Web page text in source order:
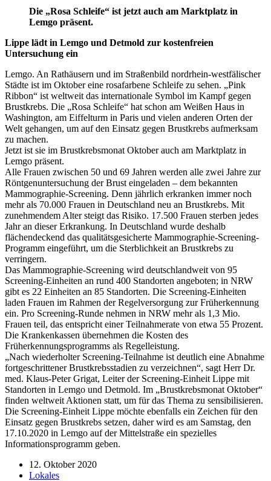
Die „Rosa Schleife“ ist jetzt auch am Marktplatz in
Lemgo präsent.
Lippe lädt in Lemgo und Detmold zur kostenfreien
Untersuchung ein
Lemgo. An Rathäusern und im Straßenbild nordrhein-westfälischer
Städte ist im Oktober eine rosafarbene Schleife zu sehen. „Pink
Ribbon“ ist weltweit das internationale Symbol im Kampf gegen
Brustkrebs. Die „Rosa Schleife“ hat schon am Weißen Haus in
Washington, am Eiffelturm in Paris und vielen anderen Orten der
Welt gehangen, um auf den Einsatz gegen Brustkrebs aufmerksam
zu machen.
Jetzt ist sie im Brustkrebsmonat Oktober auch am Marktplatz in
Lemgo präsent.
Alle Frauen zwischen 50 und 69 Jahren werden alle zwei Jahre zur
Röntgenuntersuchung der Brust eingeladen – dem bekannten
Mammographie-Screening. Denn jährlich erkranken immer noch
mehr als 70.000 Frauen in Deutschland neu an Brustkrebs. Mit
zunehmendem Alter steigt das Risiko. 17.500 Frauen sterben jedes
Jahr an dieser Erkrankung. In Deutschland wurde deshalb
flächendeckend das qualitätsgesicherte Mammographie-Screening-
Programm eingeführt, um die Sterblichkeit an Brustkrebs zu
verringern.
Das Mammographie-Screening wird deutschlandweit von 95
Screening-Einheiten an rund 400 Standorten angeboten; in NRW
gibt es 22 Einheiten an 85 Standorten. Die Screening-Einheiten
laden Frauen im Rahmen der Regelversorgung zur Früherkennung
ein. Pro Screening-Runde nehmen in NRW mehr als 1,3 Mio.
Frauen teil, das entspricht einer Teilnahmerate von etwa 55 Prozent.
Die Krankenkassen übernehmen die Kosten des
Früherkennungsprogramms als Regelleistung.
„Nach wiederholter Screening-Teilnahme ist deutlich eine Abnahme
fortgeschrittener Brustkrebsstadien zu verzeichnen“, sagt Herr Dr.
med. Klaus-Peter Grigat, Leiter der Screening-Einheit Lippe mit
Standorten in Lemgo und Detmold. Im „Brustkrebsmonat Oktober“
finden weltweit Aktionen statt, um für das Thema zu sensibilisieren.
Die Screening-Einheit Lippe möchte ebenfalls ein Zeichen für den
Einsatz gegen Brustkrebs setzen, daher wird es am Samstag, den
17.10.2020 in Lemgo auf der Mittelstraße ein spezielles
Informationsprogramm geben.
12. Oktober 2020
Lokales